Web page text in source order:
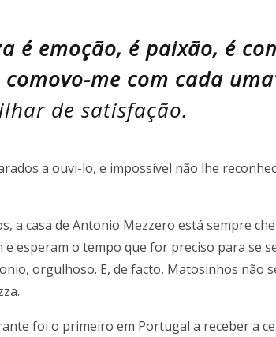
é emoção, é paixão, é
me com cada
de satisfação.
a ouvi-lo, e impossível não lhe
a casa de Antonio Mezzero está sempre
e esperam o tempo que for preciso para se
orgulhoso. E, de facto, Matosinhos não
foi o primeiro em Portugal a receber a